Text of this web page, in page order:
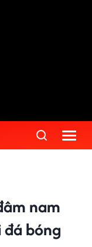
nam
bóng